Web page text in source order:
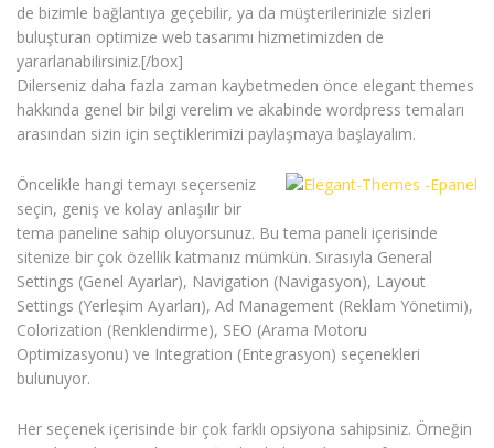
de bizimle bağlantıya geçebilir, ya da müşterilerinizle sizleri
buluşturan optimize web tasarımı hizmetimizden de
yararlanabilirsiniz.[/box]
Dilerseniz daha fazla zaman kaybetmeden önce elegant themes
hakkında genel bir bilgi verelim ve akabinde wordpress temaları
arasından sizin için seçtiklerimizi paylaşmaya başlayalım.
Öncelikle hangi temayı seçerseniz
seçin, geniş ve kolay anlaşılır bir
tema paneline sahip oluyorsunuz. Bu tema paneli içerisinde
sitenize bir çok özellik katmanız mümkün. Sırasıyla General
Settings (Genel Ayarlar), Navigation (Navigasyon), Layout
Settings (Yerleşim Ayarları), Ad Management (Reklam Yönetimi),
Colorization (Renklendirme), SEO (Arama Motoru
Optimizasyonu) ve Integration (Entegrasyon) seçenekleri
bulunuyor.
Her seçenek içerisinde bir çok farklı opsiyona sahipsiniz. Örneğin